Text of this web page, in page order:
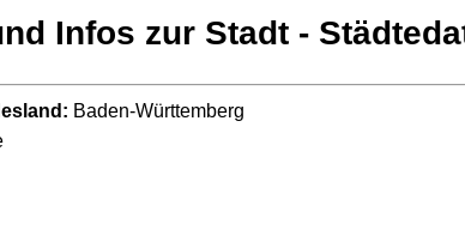
Infos zur Stadt -
Baden-Württemberg